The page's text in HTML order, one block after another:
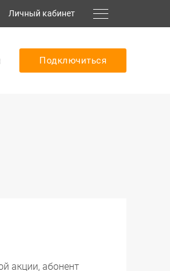
Личный кабинет
Подключиться
акции, абонент